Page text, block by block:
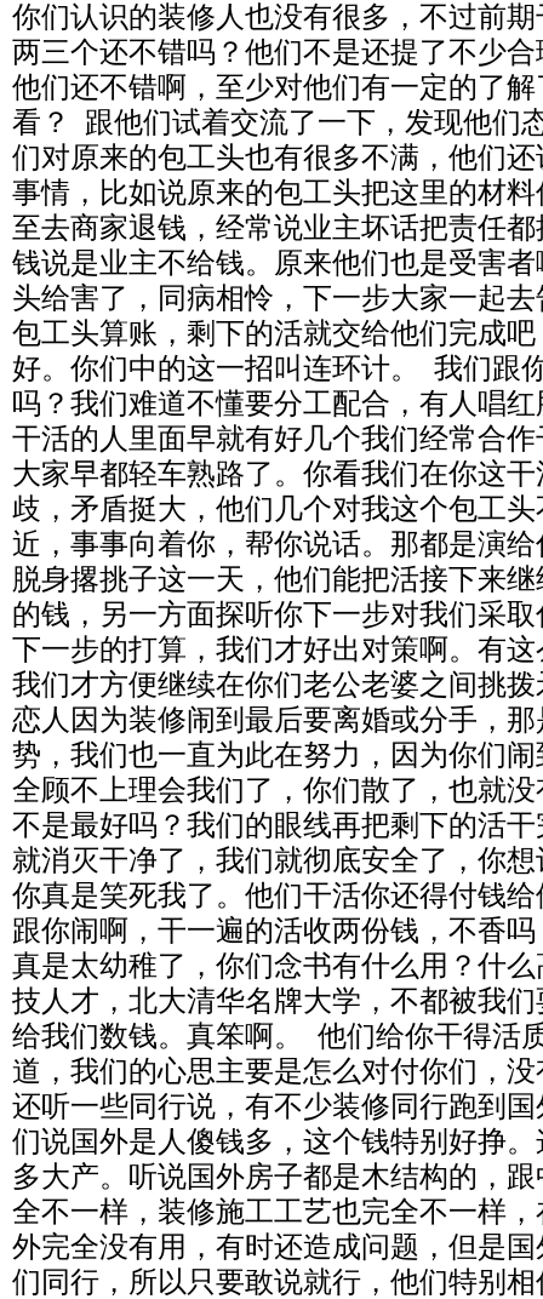
你们认识的装修人也没有很多，不过前
两三个还不错吗？他们不是还提了不少
他们还不错啊，至少对他们有一定的了
看？ 跟他们试着交流了一下，发现他们
们对原来的包工头也有很多不满，他们
事情，比如说原来的包工头把这里的材
至去商家退钱，经常说业主坏话把责任
钱说是业主不给钱。原来他们也是受害
头给害了，同病相怜，下一步大家一起
包工头算账，剩下的活就交给他们完成
好。你们中的这一招叫连环计。 我们跟
吗？我们难道不懂要分工配合，有人唱
干活的人里面早就有好几个我们经常合
大家早都轻车熟路了。你看我们在你这
歧，矛盾挺大，他们几个对我这个包工
近，事事向着你，帮你说话。那都是演
脱身撂挑子这一天，他们能把活接下来
的钱，另一方面探听你下一步对我们采
下一步的打算，我们才好出对策啊。有
我们才方便继续在你们老公老婆之间挑
恋人因为装修闹到最后要离婚或分手，
势，我们也一直为此在努力，因为你们
全顾不上理会我们了，你们散了，也就
不是最好吗？我们的眼线再把剩下的活
就消灭干净了，我们就彻底安全了，你
你真是笑死我了。他们干活你还得付钱
跟你闹啊，干一遍的活收两份钱，不香
真是太幼稚了，你们念书有什么用？什
技人才，北大清华名牌大学，不都被我
给我们数钱。真笨啊。 他们给你干得活
道，我们的心思主要是怎么对付你们，
还听一些同行说，有不少装修同行跑到
们说国外是人傻钱多，这个钱特别好挣
多大产。听说国外房子都是木结构的，
全不一样，装修施工工艺也完全不一样
外完全没有用，有时还造成问题，但是
们同行，所以只要敢说就行，他们特别